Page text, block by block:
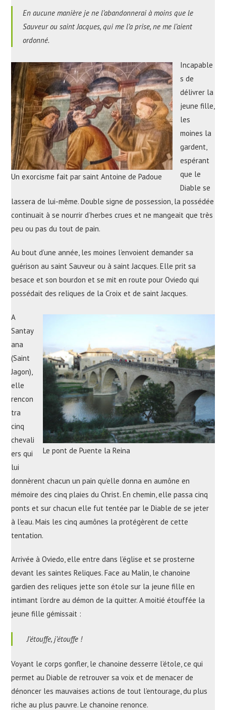
En aucune manière je ne l’abandonnerai à moins que le
Sauveur ou saint Jacques, qui me l’a prise, ne me l’aient
ordonné.
Un exorcisme fait par saint Antoine de Padoue
Incapable
s de
délivrer la
jeune fille,
les
moines la
gardent,
espérant
que le
Diable se
lassera de lui-même. Double signe de possession, la possédée
continuait à se nourrir d’herbes crues et ne mangeait que très
peu ou pas du tout de pain.
Au bout d’une année, les moines l’envoient demander sa
guérison au saint Sauveur ou à saint Jacques. Elle prit sa
besace et son bourdon et se mit en route pour Oviedo qui
possédait des reliques de la Croix et de saint Jacques.
Le pont de Puente la Reina
A
Santay
ana
(Saint
Jagon),
elle
rencon
tra
cinq
chevali
ers qui
lui
donnèrent chacun un pain qu’elle donna en aumône en
mémoire des cinq plaies du Christ. En chemin, elle passa cinq
ponts et sur chacun elle fut tentée par le Diable de se jeter
à l’eau. Mais les cinq aumônes la protégèrent de cette
tentation.
Arrivée à Oviedo, elle entre dans l’église et se prosterne
devant les saintes Reliques. Face au Malin, le chanoine
gardien des reliques jette son étole sur la jeune fille en
intimant l’ordre au démon de la quitter. A moitié étouffée la
jeune fille gémissait :
J’étouffe, j’étouffe !
Voyant le corps gonfler, le chanoine desserre l’étole, ce qui
permet au Diable de retrouver sa voix et de menacer de
dénoncer les mauvaises actions de tout l’entourage, du plus
riche au plus pauvre. Le chanoine renonce.